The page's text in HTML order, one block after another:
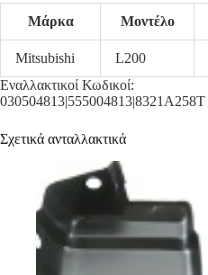
Μάρκα Μοντέλο
Mitsubishi L200
Εναλλακτικοί Κωδικοί:
030504813|555004813|8321A258T
Σχετικά ανταλλακτικά